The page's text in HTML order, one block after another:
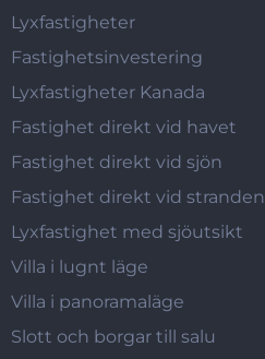
Lyxfastigheter
Fastighetsinvestering
Lyxfastigheter Kanada
Fastighet direkt vid havet
Fastighet direkt vid sjön
Fastighet direkt vid stranden
Lyxfastighet med sjöutsikt
Villa i lugnt läge
Villa i panoramaläge
Slott och borgar till salu